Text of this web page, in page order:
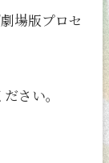
場版プロセ
さい。